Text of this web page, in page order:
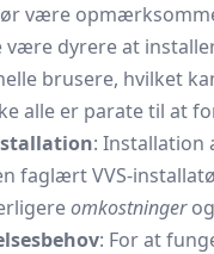
være
være dyrere at
brusere, hvilket
alle er parate til at
: Installation
faglært VVS-
omkostninger
: For at